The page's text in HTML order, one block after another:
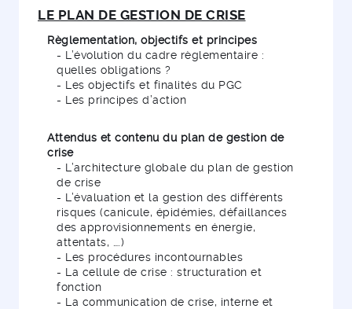
LE PLAN DE GESTION DE CRISE
Règlementation, objectifs et principes
- L’évolution du cadre règlementaire :
quelles obligations ?
- Les objectifs et finalités du PGC
- Les principes d’action
Attendus et contenu du plan de gestion de
crise
- L’architecture globale du plan de gestion
de crise
- L’évaluation et la gestion des différents
risques (canicule, épidémies, défaillances
des approvisionnements en énergie,
attentats, ….)
- Les procédures incontournables
- La cellule de crise : structuration et
fonction
- La communication de crise, interne et